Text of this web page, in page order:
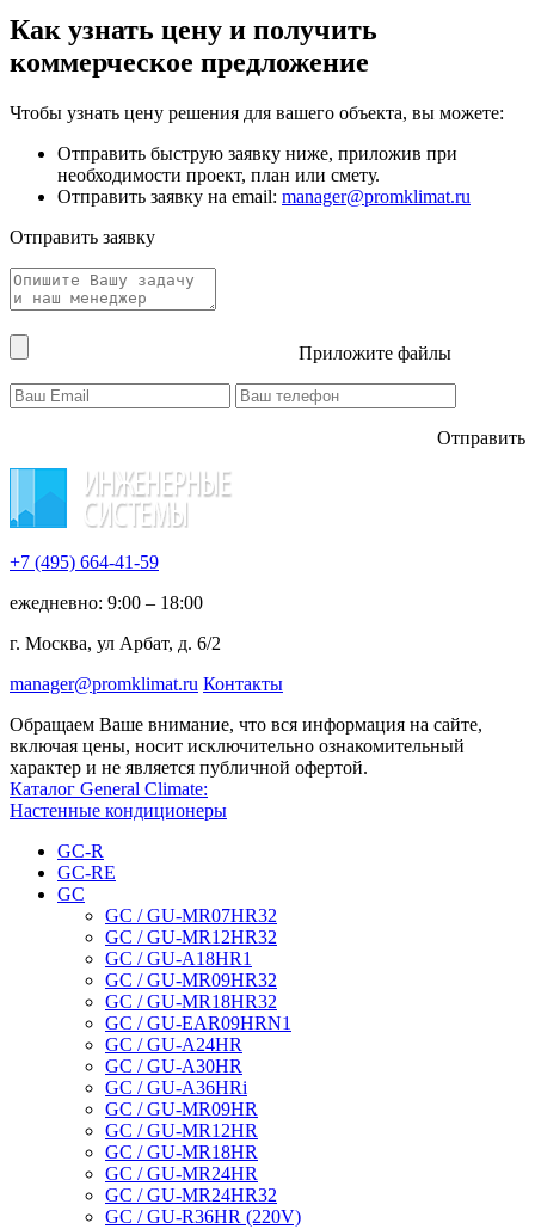
Как узнать цену и получить
коммерческое предложение
Чтобы узнать цену решения для вашего объекта, вы можете:
Отправить быструю заявку ниже, приложив при
необходимости проект, план или смету.
Отправить заявку на email: manager@promklimat.ru
Отправить заявку
Приложите файлы
Отправить
+7 (495) 664-41-59
ежедневно: 9:00 – 18:00
г. Москва, ул Арбат, д. 6/2
manager@promklimat.ru Контакты
Обращаем Ваше внимание, что вся информация на сайте,
включая цены, носит исключительно ознакомительный
характер и не является публичной офертой.
Каталог General Climate:
Настенные кондиционеры
GC-R
GC-RE
GC
GC / GU-MR07HR32
GC / GU-MR12HR32
GC / GU-A18HR1
GC / GU-MR09HR32
GC / GU-MR18HR32
GC / GU-EAR09HRN1
GC / GU-A24HR
GC / GU-A30HR
GC / GU-A36HRi
GC / GU-MR09HR
GC / GU-MR12HR
GC / GU-MR18HR
GC / GU-MR24HR
GC / GU-MR24HR32
GC / GU-R36HR (220V)